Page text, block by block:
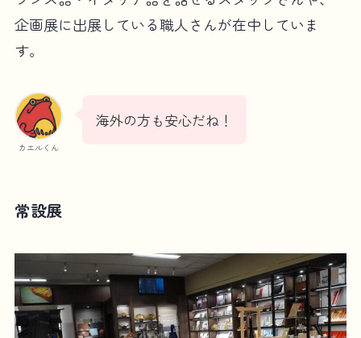
企画展に出展している職人さんが在中していま
す。
カエルくん
海外の方も安心だね！
常設展